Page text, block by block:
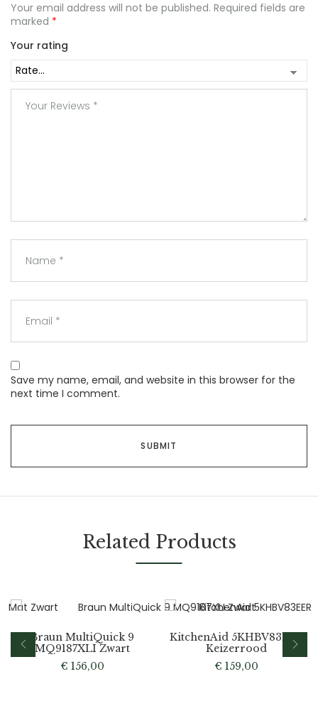
Your email address will not be published. Required fields are
marked *
Your rating
Save my name, email, and website in this browser for the
next time I comment.
Related Products
Braun MultiQuick 9
MQ9187XLI Zwart
€ 156,00
KitchenAid 5KHBV83EER
Keizerrood
€ 159,00